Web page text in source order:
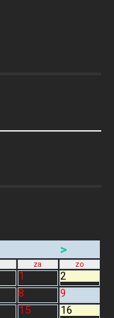
>
za zo
1
2
8
9
15
16